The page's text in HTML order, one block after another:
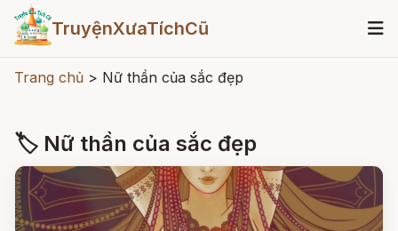
TruyệnXưaTíchCũ
Trang chủ > Nữ thần của sắc đẹp
🏷 Nữ thần của sắc đẹp